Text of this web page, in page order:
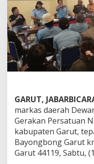
r
a
m
K
e
r
j
a
r
s
k
a
l
a
P
r
GARUT,
markas daerah
Gerakan Persatuan
kabupaten Garut,
Bayongbong Garut
Garut 44119, Sabtu,